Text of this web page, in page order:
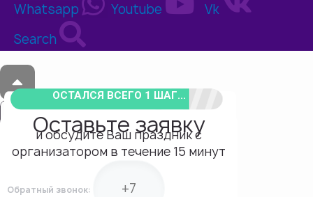
Whatsapp Youtube
Vk
Search
ОСТАЛСЯ ВСЕГО 1 ШАГ...
Оставьте заявку
и обсудите Ваш праздник с
организатором в течение 15 минут
Обратный звонок: